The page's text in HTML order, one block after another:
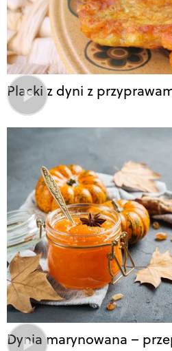
Placki z dyni z
Dynia marynowana –